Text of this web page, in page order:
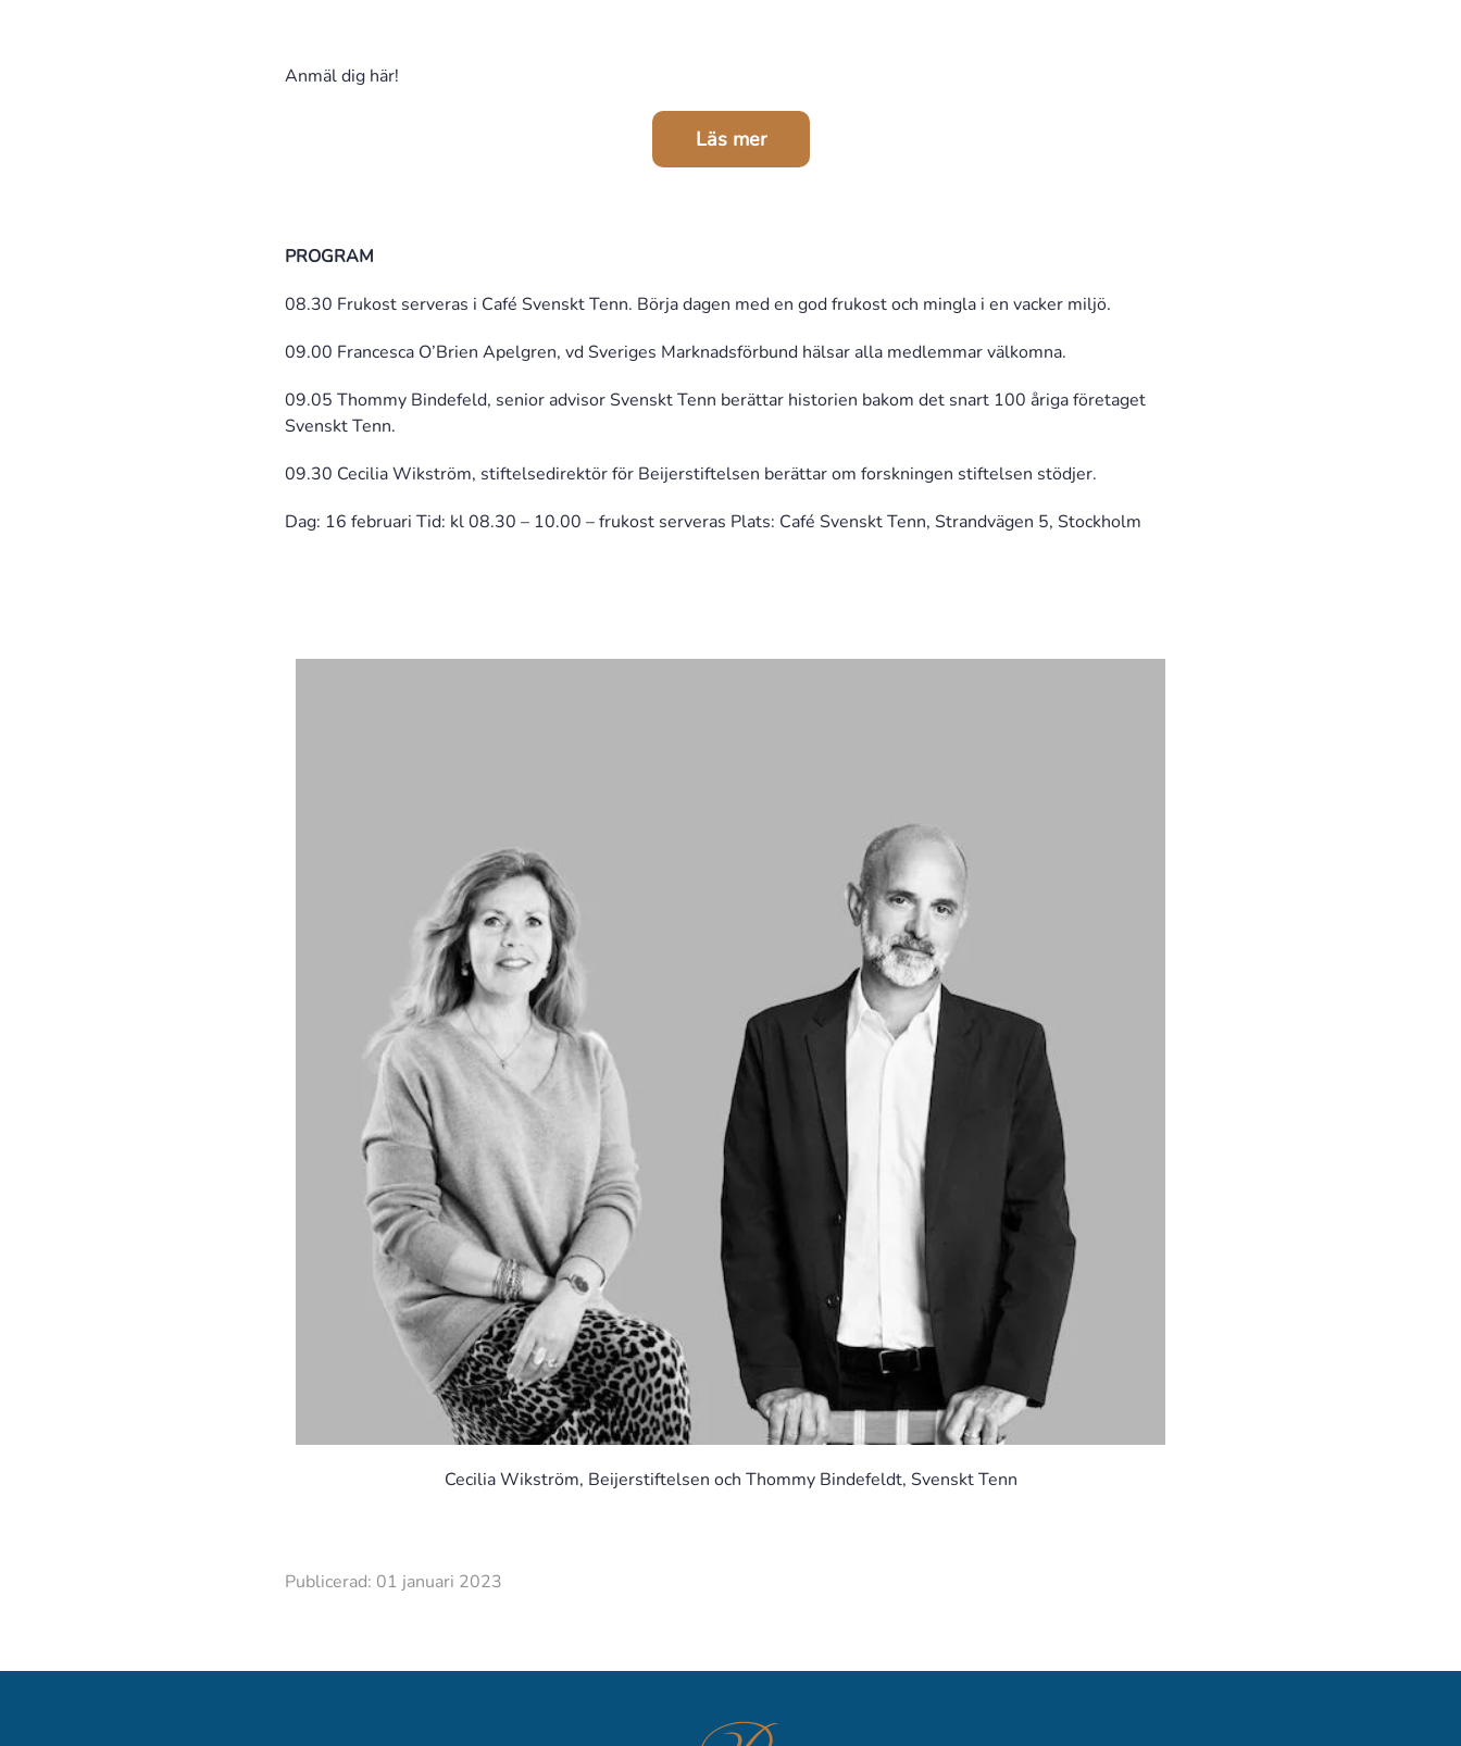
Anmäl dig här!
Läs mer
PROGRAM
08.30 Frukost serveras i Café Svenskt Tenn. Börja dagen med en god frukost och mingla i en vacker miljö.
09.00 Francesca O’Brien Apelgren, vd Sveriges Marknadsförbund hälsar alla medlemmar välkomna.
09.05 Thommy Bindefeld, senior advisor Svenskt Tenn berättar historien bakom det snart 100 åriga företaget
Svenskt Tenn.
09.30 Cecilia Wikström, stiftelsedirektör för Beijerstiftelsen berättar om forskningen stiftelsen stödjer.
Dag: 16 februari Tid: kl 08.30 – 10.00 – frukost serveras Plats: Café Svenskt Tenn, Strandvägen 5, Stockholm
Cecilia Wikström, Beijerstiftelsen och Thommy Bindefeldt, Svenskt Tenn
Publicerad: 01 januari 2023